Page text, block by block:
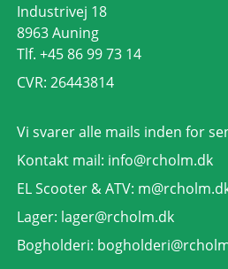
Industrivej 18
8963 Auning
Tlf. +45 86 99 73 14
CVR: 26443814
Vi svarer alle mails inden for
Kontakt mail: info@rcholm.dk
EL Scooter & ATV:
Lager: lager@rcholm.dk
Bogholderi: